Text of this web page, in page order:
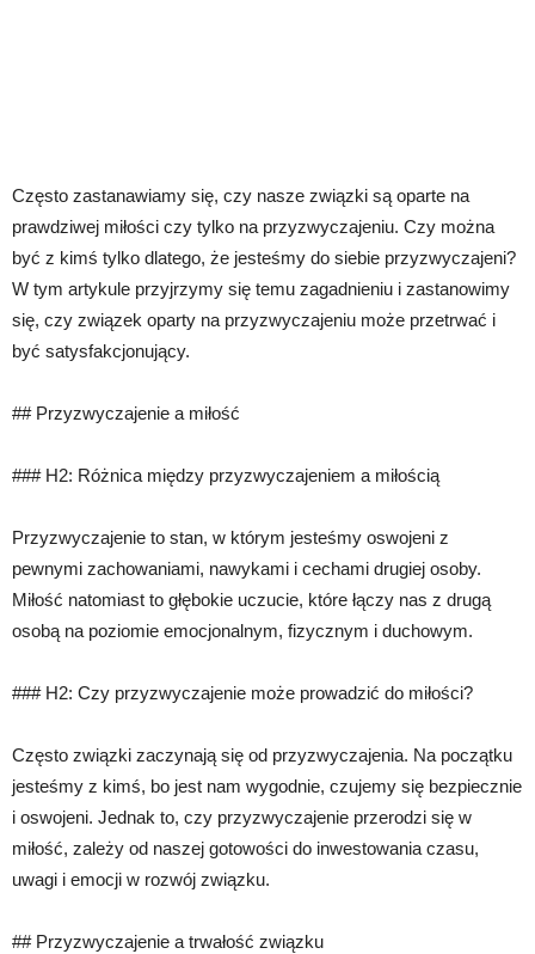
Często zastanawiamy się, czy nasze związki są oparte na
prawdziwej miłości czy tylko na przyzwyczajeniu. Czy można
być z kimś tylko dlatego, że jesteśmy do siebie przyzwyczajeni?
W tym artykule przyjrzymy się temu zagadnieniu i zastanowimy
się, czy związek oparty na przyzwyczajeniu może przetrwać i
być satysfakcjonujący.
## Przyzwyczajenie a miłość
### H2: Różnica między przyzwyczajeniem a miłością
Przyzwyczajenie to stan, w którym jesteśmy oswojeni z
pewnymi zachowaniami, nawykami i cechami drugiej osoby.
Miłość natomiast to głębokie uczucie, które łączy nas z drugą
osobą na poziomie emocjonalnym, fizycznym i duchowym.
### H2: Czy przyzwyczajenie może prowadzić do miłości?
Często związki zaczynają się od przyzwyczajenia. Na początku
jesteśmy z kimś, bo jest nam wygodnie, czujemy się bezpiecznie
i oswojeni. Jednak to, czy przyzwyczajenie przerodzi się w
miłość, zależy od naszej gotowości do inwestowania czasu,
uwagi i emocji w rozwój związku.
## Przyzwyczajenie a trwałość związku